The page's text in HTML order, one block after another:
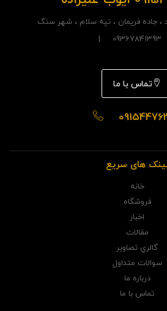
جاده فريمان ، تپه سلام ، شهر سنگ
تماس با ما
های سریع
خانه
فروشگاه
اخبار
مقالات
گالري تصاوير
سوالات متداول
درباره ما
تماس با ما